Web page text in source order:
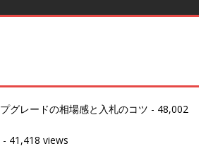
グレードの相場感と入札のコツ - 48,002
- 41,418 views